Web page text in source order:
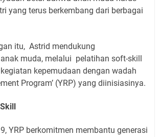
yang terus berkembang dari berbagai
itu, Astrid mendukung
muda, melalui pelatihan soft-skill
kepemudaan dengan wadah
Program’ (YRP) yang diinisiasinya.
YRP berkomitmen membantu generasi